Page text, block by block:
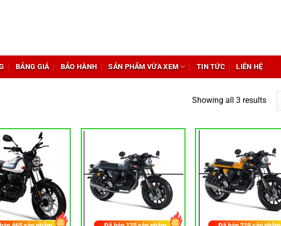
BẢNG GIÁ BẢO HÀNH SẢN PHẨM VỪA XEM TIN TỨC LIÊN HỆ
Showing all 3 results